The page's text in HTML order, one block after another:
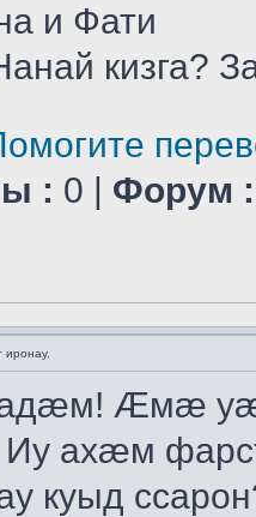
и Фати
кизга?
: 0 | Форум :
иронау.
адæм! Æмæ
ахæм
куыд